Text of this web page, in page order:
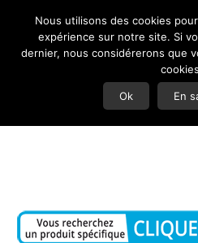
Nous utilisons des cookies
expérience sur notre site. Si
dernier, nous considérerons que
Ok En